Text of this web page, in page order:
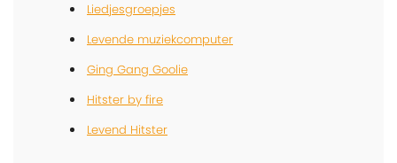
Liedjesgroepjes
Levende muziekcomputer
Ging Gang Goolie
Hitster by fire
Levend Hitster